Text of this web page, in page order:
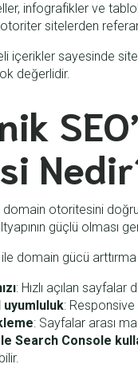
infografikler ve
sitelerden
içerikler sayesinde
değerlidir.
domain otoritesini
güçlü olması
domain gücü
: Hızlı açılan sayfalar
uyumluluk: Responsive
: Sayfalar arası
Search Console